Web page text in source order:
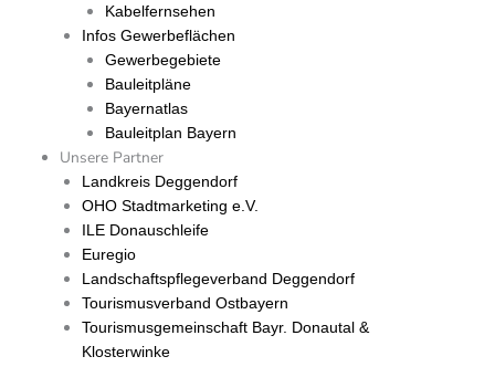
Kabelfernsehen
Infos Gewerbeflächen
Gewerbegebiete
Bauleitpläne
Bayernatlas
Bauleitplan Bayern
Unsere Partner
Landkreis Deggendorf
OHO Stadtmarketing e.V.
ILE Donauschleife
Euregio
Landschaftspflegeverband Deggendorf
Tourismusverband Ostbayern
Tourismusgemeinschaft Bayr. Donautal &
Klosterwinke